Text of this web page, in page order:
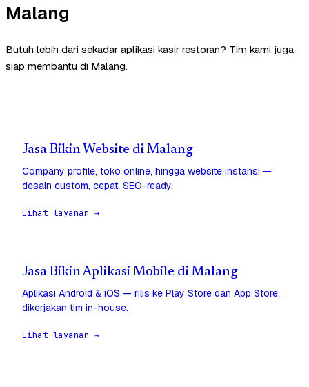
Malang
Butuh lebih dari sekadar aplikasi kasir restoran? Tim kami juga
siap membantu di Malang.
Jasa Bikin Website di Malang
Company profile, toko online, hingga website instansi —
desain custom, cepat, SEO-ready.
Lihat layanan →
Jasa Bikin Aplikasi Mobile di Malang
Aplikasi Android & iOS — rilis ke Play Store dan App Store,
dikerjakan tim in-house.
Lihat layanan →